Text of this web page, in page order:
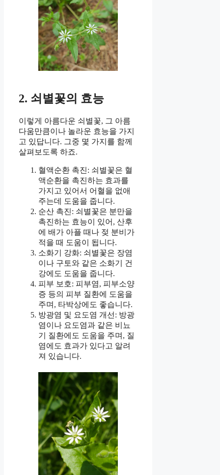
2. 쇠별꽃의 효능
이렇게 아름다운 쇠별꽃, 그 아름
다움만큼이나 놀라운 효능을 가지
고 있답니다. 그중 몇 가지를 함께
살펴보도록 하죠.
혈액순환 촉진: 쇠별꽃은 혈
액순환을 촉진하는 효과를
가지고 있어서 어혈을 없애
주는데 도움을 줍니다.
순산 촉진: 쇠별꽃은 분만을
촉진하는 효능이 있어, 산후
에 배가 아플 때나 젖 분비가
적을 때 도움이 됩니다.
소화기 강화: 쇠별꽃은 장염
이나 구토와 같은 소화기 건
강에도 도움을 줍니다.
피부 보호: 피부염, 피부소양
증 등의 피부 질환에 도움을
주며, 타박상에도 좋습니다.
방광염 및 요도염 개선: 방광
염이나 요도염과 같은 비뇨
기 질환에도 도움을 주며, 질
염에도 효과가 있다고 알려
져 있습니다.